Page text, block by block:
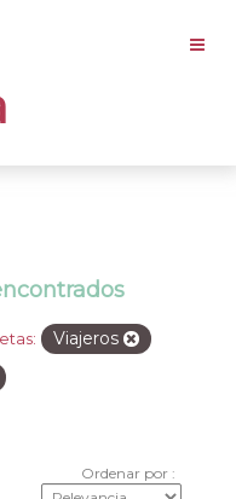
Viajeros
Ordenar por